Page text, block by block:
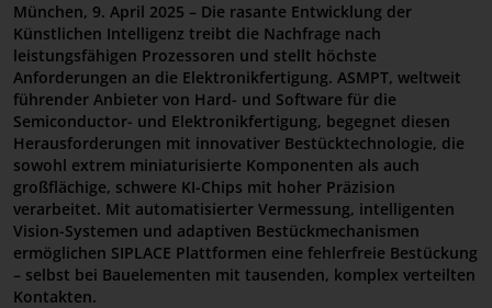
München, 9. April 2025 – Die rasante Entwicklung der
Künstlichen Intelligenz treibt die Nachfrage nach
leistungsfähigen Prozessoren und stellt höchste
Anforderungen an die Elektronikfertigung. ASMPT, weltweit
führender Anbieter von Hard- und Software für die
Semiconductor- und Elektronikfertigung, begegnet diesen
Herausforderungen mit innovativer Bestücktechnologie, die
sowohl extrem miniaturisierte Komponenten als auch
großflächige, schwere KI-Chips mit hoher Präzision
verarbeitet. Mit automatisierter Vermessung, intelligenten
Vision-Systemen und adaptiven Bestückmechanismen
ermöglichen SIPLACE Plattformen eine fehlerfreie Bestückung
– selbst bei Bauelementen mit tausenden, komplex verteilten
Kontakten.